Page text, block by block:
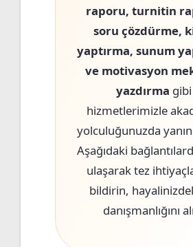
raporu, turnitin
soru çözdürme,
yaptırma, sunum
ve motivasyon
yazdırma gibi
hizmetlerimizle
yolculuğunuzda
Aşağıdaki
ulaşarak tez
bildirin,
danışmanlığını